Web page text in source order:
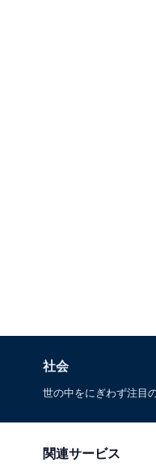
社会
世の中をにぎわず注目
関連サービス